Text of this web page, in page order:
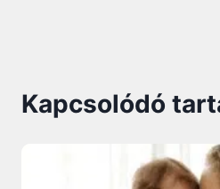
Kapcsolódó